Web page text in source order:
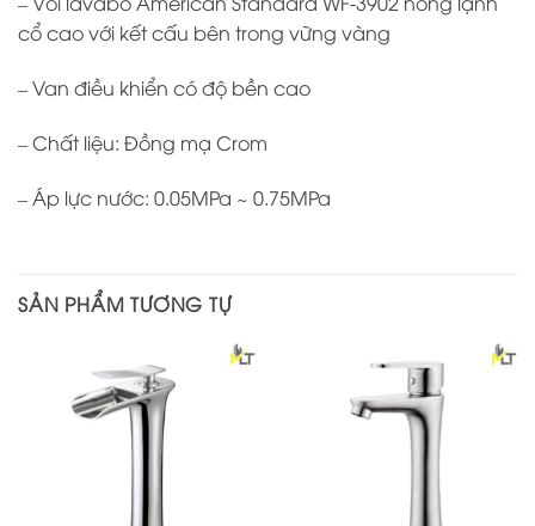
cổ cao với kết cấu bên trong vững vàng
– Van điều khiển có độ bền cao
– Chất liệu: Đồng mạ Crom
– Áp lực nước: 0.05MPa ~ 0.75MPa
SẢN PHẨM TƯƠNG TỰ